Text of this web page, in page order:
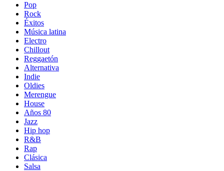
Pop
Rock
Éxitos
Música latina
Electro
Chillout
Reggaetón
Alternativa
Indie
Oldies
Merengue
House
Años 80
Jazz
Hip hop
R&B
Rap
Clásica
Salsa